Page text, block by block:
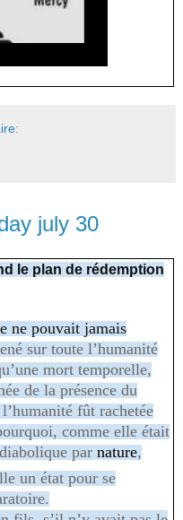
july 30
le plan de rédemption
ne pouvait jamais
sur toute l’humanité
mort temporelle,
de la présence du
fût rachetée
comme elle était
par nature,
un état pour se